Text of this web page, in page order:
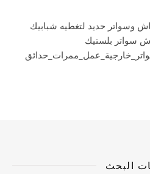
وسواتر حديد لتغطيه شبابيك
سواتر بلستيك
البحث